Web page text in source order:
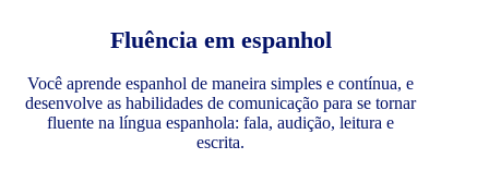
Fluência em espanhol
Você aprende espanhol de maneira simples e contínua, e
desenvolve as habilidades de comunicação para se tornar
fluente na língua espanhola: fala, audição, leitura e
escrita.